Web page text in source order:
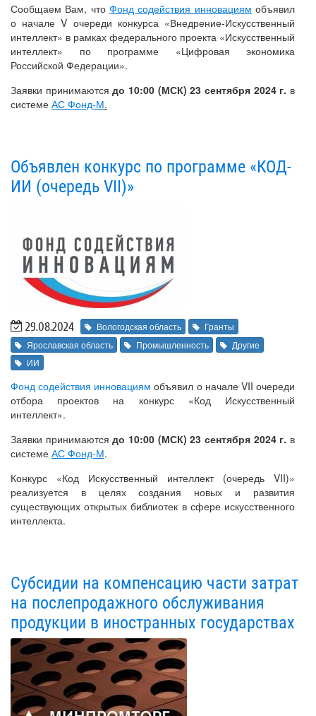
Сообщаем Вам, что Фонд содействия инновациям объявил
о начале V очереди конкурса «Внедрение-Искусственный
интеллект» в рамках федерального проекта «Искусственный
интеллект» по программе «Цифровая экономика
Российской Федерации».
Заявки принимаютсядо 10:00 (МСК) 23 сентября 2024 г. в
системе АС Фонд-М.
Объявлен конкурс по программе «КОД-
ИИ (очередь VII)»
29.08.2024 Вологодская область
Гранты
Ярославская область
Промышленность
Другие
ИИ
Фонд содействия инновациям объявил о начале VII очереди
отбора проектов на конкурс «Код Искусственный
интеллект».
Заявки принимаютсядо 10:00 (МСК) 23 сентября 2024 г. в
системе АС Фонд-М.
Конкурс «Код Искусственный интеллект (очередь VII)»
реализуется в целях создания новых и развития
существующих открытых библиотек в сфере искусственного
интеллекта.
Субсидии на компенсацию части затрат
на послепродажного обслуживания
продукции в иностранных государствах